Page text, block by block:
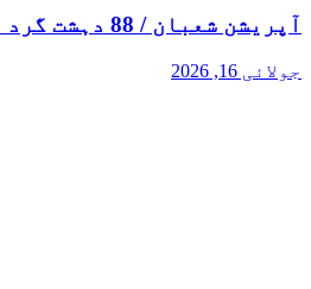
آپریشن شعبان / 88 دہشت گرد ہلاک
جولائی 16, 2026